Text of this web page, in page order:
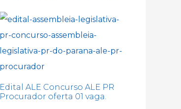
Edital ALE Concurso ALE PR
Procurador oferta 01 vaga.